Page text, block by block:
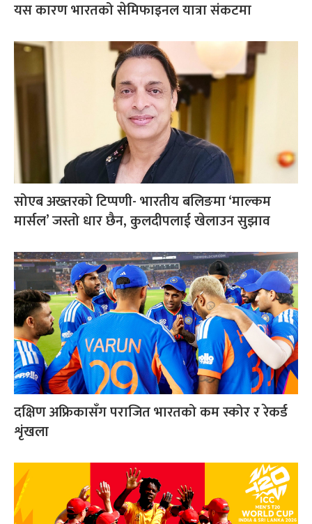
यस कारण भारतको सेमिफाइनल यात्रा संकटमा
सोएब अख्तरको टिप्पणी- भारतीय बलिङमा ‘माल्कम
मार्सल’ जस्तो धार छैन, कुलदीपलाई खेलाउन सुझाव
दक्षिण अफ्रिकासँग पराजित भारतको कम स्कोर र रेकर्ड
शृंखला